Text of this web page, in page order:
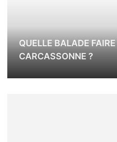
QUELLE BALADE
CARCASSONNE ?